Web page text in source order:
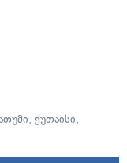
, ქუთაისი,